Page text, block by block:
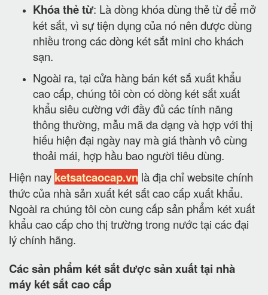
Khóa thẻ từ: Là dòng khóa dùng thẻ từ để mở
két sắt, vì sự tiện dụng của nó nên được dùng
nhiều trong các dòng két sắt mini cho khách
sạn.
Ngoài ra, tại cửa hàng bán két sắ xuất khẩu
cao cấp, chúng tôi còn có dòng két sắt xuất
khẩu siêu cường với đầy đủ các tính năng
thông thường, mẫu mã đa dạng và hợp với thị
hiếu hiện đại ngày nay mà giá thành vô cùng
thoải mái, hợp hầu bao người tiêu dùng.
Hiện nay ketsatcaocap.vn là địa chỉ website chính
thức của nhà sản xuất két sắt cao cấp xuất khẩu.
Ngoài ra chúng tôi còn cung cấp sản phẩm két xuất
khẩu cao cấp cho thị trường trong nước tại các đại
lý chính hãng.
Các sản phẩm két sắt được sản xuất tại nhà
máy két sắt cao cấp